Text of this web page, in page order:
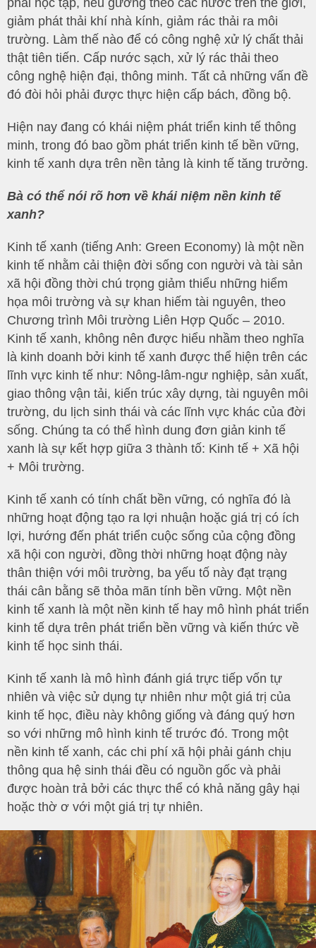
phải học tập, nêu gương theo các nước trên thế giới,
giảm phát thải khí nhà kính, giảm rác thải ra môi
trường. Làm thế nào để có công nghệ xử lý chất thải
thật tiên tiến. Cấp nước sạch, xử lý rác thải theo
công nghệ hiện đại, thông minh. Tất cả những vấn đề
đó đòi hỏi phải được thực hiện cấp bách, đồng bộ.
Hiện nay đang có khái niệm phát triển kinh tế thông
minh, trong đó bao gồm phát triển kinh tế bền vững,
kinh tế xanh dựa trên nền tảng là kinh tế tăng trưởng.
Bà có thể nói rõ hơn về khái niệm nền kinh tế
xanh?
Kinh tế xanh (tiếng Anh: Green Economy) là một nền
kinh tế nhằm cải thiện đời sống con người và tài sản
xã hội đồng thời chú trọng giảm thiểu những hiểm
họa môi trường và sự khan hiếm tài nguyên, theo
Chương trình Môi trường Liên Hợp Quốc – 2010.
Kinh tế xanh, không nên được hiểu nhầm theo nghĩa
là kinh doanh bởi kinh tế xanh được thể hiện trên các
lĩnh vực kinh tế như: Nông-lâm-ngư nghiệp, sản xuất,
giao thông vận tải, kiến trúc xây dựng, tài nguyên môi
trường, du lịch sinh thái và các lĩnh vực khác của đời
sống. Chúng ta có thể hình dung đơn giản kinh tế
xanh là sự kết hợp giữa 3 thành tố: Kinh tế + Xã hội
+ Môi trường.
Kinh tế xanh có tính chất bền vững, có nghĩa đó là
những hoạt động tạo ra lợi nhuận hoặc giá trị có ích
lợi, hướng đến phát triển cuộc sống của cộng đồng
xã hội con người, đồng thời những hoạt động này
thân thiện với môi trường, ba yếu tố này đạt trạng
thái cân bằng sẽ thỏa mãn tính bền vững. Một nền
kinh tế xanh là một nền kinh tế hay mô hình phát triển
kinh tế dựa trên phát triển bền vững và kiến thức về
kinh tế học sinh thái.
Kinh tế xanh là mô hình đánh giá trực tiếp vốn tự
nhiên và việc sử dụng tự nhiên như một giá trị của
kinh tế học, điều này không giống và đáng quý hơn
so với những mô hình kinh tế trước đó. Trong một
nền kinh tế xanh, các chi phí xã hội phải gánh chịu
thông qua hệ sinh thái đều có nguồn gốc và phải
được hoàn trả bởi các thực thể có khả năng gây hại
hoặc thờ ơ với một giá trị tự nhiên.